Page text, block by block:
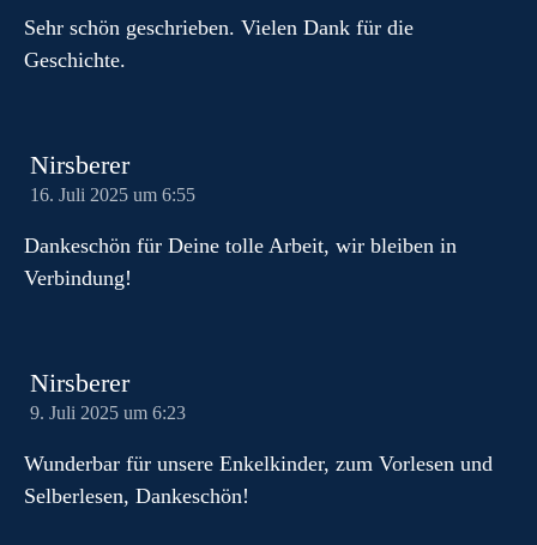
Sehr schön geschrieben. Vielen Dank für die
Geschichte.
Nirsberer
16. Juli 2025 um 6:55
Dankeschön für Deine tolle Arbeit, wir bleiben in
Verbindung!
Nirsberer
9. Juli 2025 um 6:23
Wunderbar für unsere Enkelkinder, zum Vorlesen und
Selberlesen, Dankeschön!